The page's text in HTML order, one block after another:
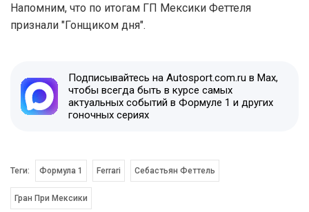
Напомним, что по итогам ГП Мексики Феттеля
признали "Гонщиком дня".
Подписывайтесь на Autosport.com.ru в Max,
чтобы всегда быть в курсе самых
актуальных событий в Формуле 1 и других
гоночных сериях
Теги: Формула 1 Ferrari Себастьян Феттель
Гран При Мексики